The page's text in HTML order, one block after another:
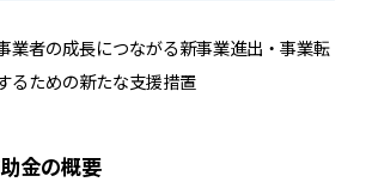
業者の成長につながる新事業進出・事業転
るための新たな支援措置
金の概要